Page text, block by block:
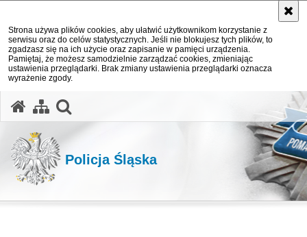
Strona używa plików cookies, aby ułatwić użytkownikom korzystanie z
serwisu oraz do celów statystycznych. Jeśli nie blokujesz tych plików, to
zgadzasz się na ich użycie oraz zapisanie w pamięci urządzenia.
Pamiętaj, że możesz samodzielnie zarządzać cookies, zmieniając
ustawienia przeglądarki. Brak zmiany ustawienia przeglądarki oznacza
wyrażenie zgody.
Policja Śląska